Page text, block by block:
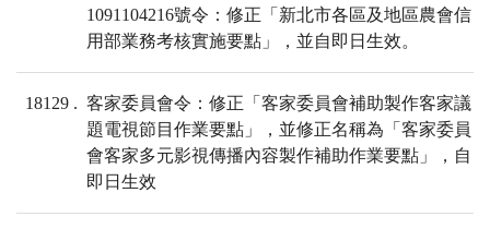
1091104216號令：修正「新北市各區及地區農會信
用部業務考核實施要點」，並自即日生效。
18129
客家委員會令：修正「客家委員會補助製作客家議
題電視節目作業要點」，並修正名稱為「客家委員
會客家多元影視傳播內容製作補助作業要點」，自
即日生效